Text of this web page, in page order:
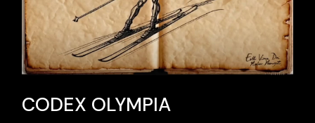
CODEX OLYMPIA